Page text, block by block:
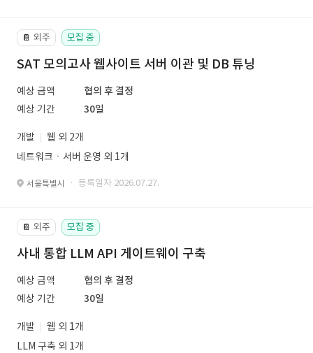
📔 외주 모집 중
SAT 모의고사 웹사이트 서버 이관 및 DB 튜닝
예상 금액
협의 후 결정
예상 기간
30일
개발
웹 외 2개
네트워크ㆍ서버 운영 외 1개
서울특별시 · 등록일자 2026.07.27.
📔 외주 모집 중
사내 통합 LLM API 게이트웨이 구축
예상 금액
협의 후 결정
예상 기간
30일
개발
웹 외 1개
LLM 구축 외 1개